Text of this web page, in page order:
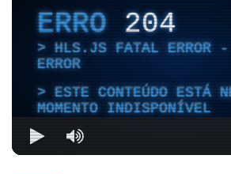
ERRO204
HLS.JS FATAL ERROR -
ERROR
ESTE CONTEÚDO ESTÁ
MOMENTO INDISPONÍVEL